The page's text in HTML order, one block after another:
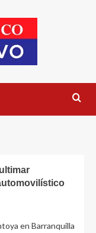
en Barranquilla